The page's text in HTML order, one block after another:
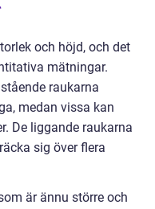
och höjd, och det
mätningar.
raukarna
medan vissa kan
De liggande raukarna
sig över flera
är ännu större och